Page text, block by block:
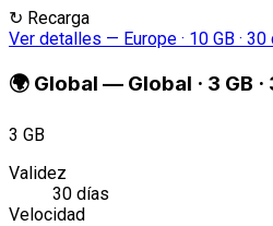
↻ Recarga
Ver detalles — Europe · 10 GB ·
🌍 Global — Global · 3 GB
3 GB
Validez
30 días
Velocidad